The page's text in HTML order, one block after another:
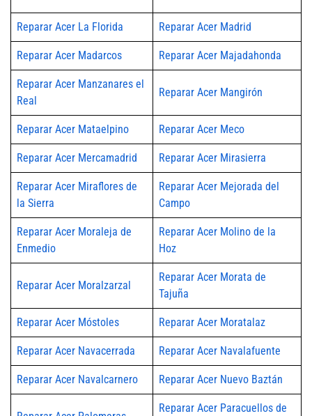
Reparar Acer La Florida Reparar Acer Madrid
Reparar Acer Madarcos Reparar Acer Majadahonda
Reparar Acer Manzanares el
Real
Reparar Acer Mangirón
Reparar Acer Mataelpino Reparar Acer Meco
Reparar Acer Mercamadrid Reparar Acer Mirasierra
Reparar Acer Miraflores de
la Sierra
Reparar Acer Mejorada del
Campo
Reparar Acer Moraleja de
Enmedio
Reparar Acer Molino de la
Hoz
Reparar Acer Moralzarzal
Reparar Acer Morata de
Tajuña
Reparar Acer Móstoles Reparar Acer Moratalaz
Reparar Acer Navacerrada Reparar Acer Navalafuente
Reparar Acer Navalcarnero Reparar Acer Nuevo Baztán
Reparar Acer Paracuellos de